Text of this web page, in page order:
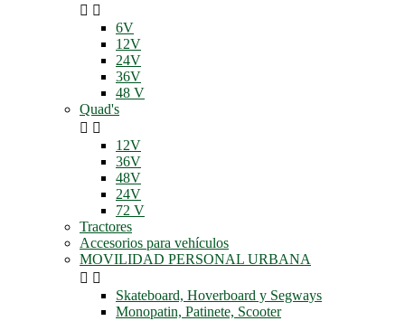
 
6V
12V
24V
36V
48 V
Quad's
 
12V
36V
48V
24V
72 V
Tractores
Accesorios para vehículos
MOVILIDAD PERSONAL URBANA
 
Skateboard, Hoverboard y Segways
Monopatin, Patinete, Scooter